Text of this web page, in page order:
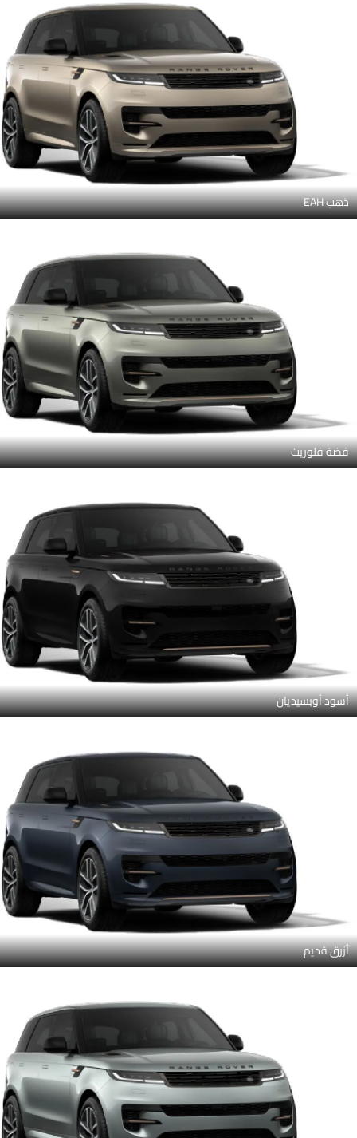
ذهب EAH
فضة فلوريت
أسود أوبسيديان
أزرق قديم